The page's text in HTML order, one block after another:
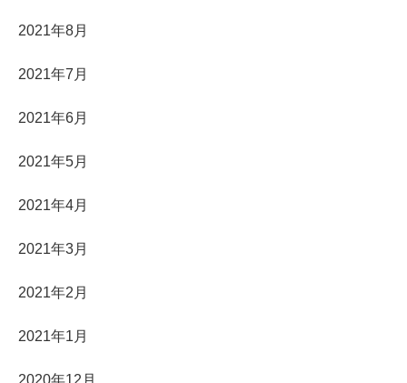
2021年8月
2021年7月
2021年6月
2021年5月
2021年4月
2021年3月
2021年2月
2021年1月
2020年12月